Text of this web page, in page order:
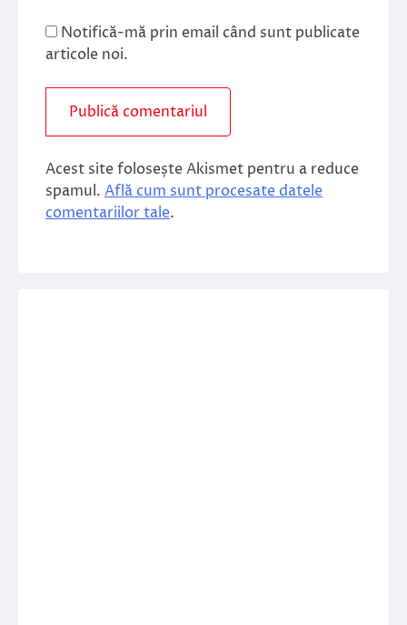
Notifică-mă prin email când sunt publicate
articole noi.
Acest site folosește Akismet pentru a reduce
spamul. Află cum sunt procesate datele
comentariilor tale.